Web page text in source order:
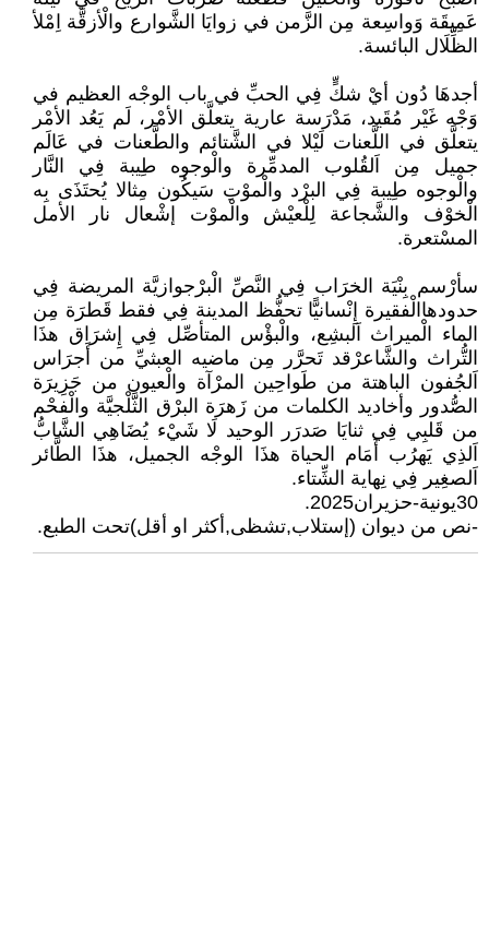
عَمِيقَة وَواسِعة مِن الزَّمن في زوايَا الشَّوارع والْأزقَّة اِمْلأ
الظِّلَال البائسة.
أجدهَا دُون أيْ شكٍّ فِي الحبِّ في باب الوجْه العظيم في
وَجْه غَيْر مُقَيد، مَدْرَسة عارية يتعلَّق الأمْر، لَم يَعُد الأمْر
يتعلَّق في اللَّعنات لَيْلا في الشَّتائم والطَّعنات في عَالَم
جميل مِن اَلقُلوب المدمِّرة والْوجوه طِيبة فِي النَّار
والْوجوه طِيبة فِي البرْد والْموْتِ سَيكُون مِثالا يُحتَذَى بِه
الْخوْف والشَّجاعة لِلْعيْش والْموْت إشْعال نار الأمل
المسْتعرة.
سأرْسم بِنْيَة الخرَاب فِي النَّصِّ الْبرْجوازيَّة المريضة فِي
حدودهاالْفقيرة إِنْسانيًّا تحفُّظ المدينة فِي فقط قَطرَة مِن
الماء الْميراث اَلبشِع، والْبؤْس المتأصِّل فِي إِشرَاق هذَا
التُّراث والشَّاعرْقد تَحرَّر مِن ماضيه العبثيِّ من أَجرَاس
اَلجُفون الباهتة من طَواحِين المرْآة والْعيون من جَزِيرَة
الصُّدور وأخاديد الكلمات من زَهرَة البرْق الثَّلْجيَّة والْفحْم
من قَلبِي فِي ثنايَا صَدرَر الوحيد لَا شَيْء يُضَاهِي الشَّابُّ
اَلذِي يَهرُب أَمَام الحياة هذَا الوجْه الجميل، هذَا الطَّائر
اَلصغِير فِي نِهاية الشِّتاء.
30يونية-حزيران2025.
-نص من ديوان (إستلاب,تشظى,أكثر او أقل)تحت الطبع.